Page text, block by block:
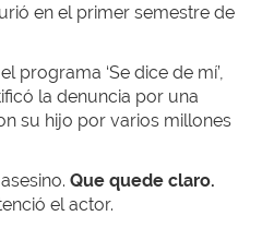
en el primer semestre de
el programa ‘Se dice de mí’,
la denuncia por una
su hijo por varios millones
Que quede claro.
el actor.